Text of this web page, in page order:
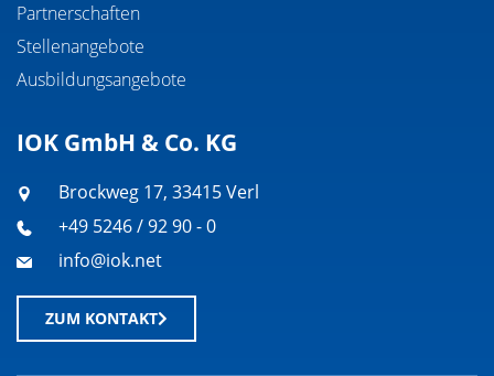
Partnerschaften
Stellenangebote
Ausbildungsangebote
IOK GmbH & Co. KG
Brockweg 17, 33415 Verl
+49 5246 / 92 90 - 0
info@iok.net
ZUM KONTAKT